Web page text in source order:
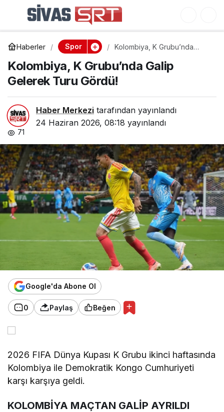
Haberler Spor
Kolombiya, K Grubu’nda
Kolombiya, K Grubu’nda Galip
Gelerek Turu Gördü!
Haber Merkezi tarafından yayınlandı
24 Haziran 2026, 08:18 yayınlandı
71
Google'da Abone Ol
0 Paylaş Beğen
2026 FIFA Dünya Kupası K Grubu ikinci haftasında
Kolombiya ile Demokratik Kongo Cumhuriyeti
karşı karşıya geldi.
KOLOMBİYA MAÇTAN GALİP AYRILDI
Hırvatistan, Panama’yı